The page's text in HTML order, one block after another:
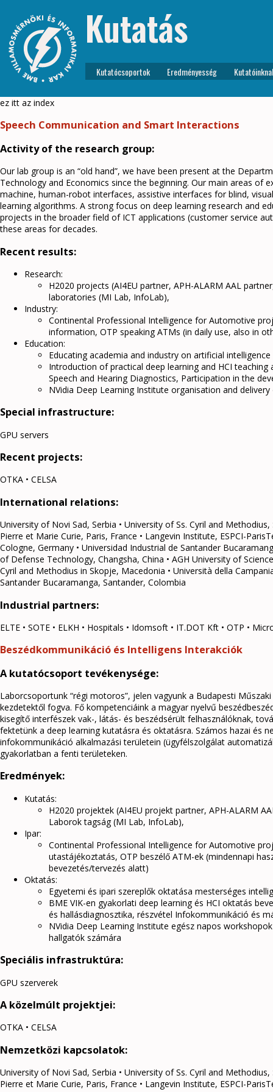
Kutatás
Kutatócsoportok Eredményesség
ez itt az index
Speech Communication and Smart Interactions
Activity of the research group:
Our lab group is an “old hand”, we have been present at the
Technology and Economics since the beginning. Our main areas of
machine, human-robot interfaces, assistive interfaces for blind,
learning algorithms. A strong focus on deep learning research and
projects in the broader field of ICT applications (customer service
these areas for decades.
Recent results:
Research:
H2020 projects (AI4EU partner, APH-ALARM AAL
laboratories (MI Lab, InfoLab),
Industry:
Continental Professional Intelligence for Automotive
information, OTP speaking ATMs (in daily use, also in
Education:
Educating academia and industry on artificial
Introduction of practical deep learning and HCI
Speech and Hearing Diagnostics, Participation in the
NVidia Deep Learning Institute organisation and
Special infrastructure:
GPU servers
Recent projects:
OTKA • CELSA
International relations:
University of Novi Sad, Serbia • University of Ss. Cyril and
Pierre et Marie Curie, Paris, France • Langevin Institute, ESPCI-
Cologne, Germany • Universidad Industrial de Santander
of Defense Technology, Changsha, China • AGH University of
Cyril and Methodius in Skopje, Macedonia • Università della
Santander Bucaramanga, Santander, Colombia
Industrial partners:
ELTE • SOTE • ELKH • Hospitals • Idomsoft • IT.DOT Kft • OTP •
Beszédkommunikáció és Intelligens Interakciók
A kutatócsoport tevékenysége:
Laborcsoportunk “régi motoros”, jelen vagyunk a Budapesti
kezdetektől fogva. Fő kompetenciáink a magyar nyelvű
kisegítő interfészek vak-, látás- és beszédsérült felhasználóknak,
fektetünk a deep learning kutatásra és oktatásra. Számos hazai és
infokommunikáció alkalmazási területein (ügyfélszolgálat
gyakorlatban a fenti területeken.
Eredmények:
Kutatás:
H2020 projektek (AI4EU projekt partner, APH-ALARM
Laborok tagság (MI Lab, InfoLab),
Ipar:
Continental Professional Intelligence for Automotive
utastájékoztatás, OTP beszélő ATM-ek (mindennapi
bevezetés/tervezés alatt)
Oktatás:
Egyetemi és ipari szereplők oktatása mesterséges
BME VIK-en gyakorlati deep learning és HCI oktatás
és hallásdiagnosztika, részvétel Infokommunikáció és
NVidia Deep Learning Institute egész napos
hallgatók számára
Speciális infrastruktúra:
GPU szerverek
A közelmúlt projektjei:
OTKA • CELSA
Nemzetközi kapcsolatok:
University of Novi Sad, Serbia • University of Ss. Cyril and
Pierre et Marie Curie, Paris, France • Langevin Institute, ESPCI-